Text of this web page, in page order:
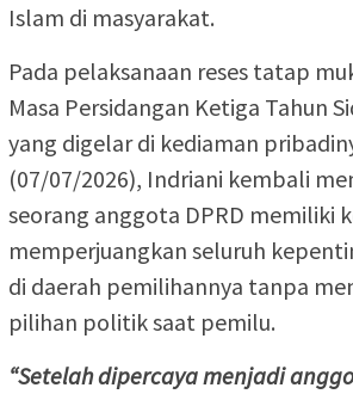
Islam di masyarakat.
Pada pelaksanaan reses tatap
Masa Persidangan Ketiga Tahun
yang digelar di kediaman
(07/07/2026), Indriani kembali
seorang anggota DPRD memiliki
memperjuangkan seluruh
di daerah pemilihannya tanpa
pilihan politik saat pemilu.
“Setelah dipercaya menjadi